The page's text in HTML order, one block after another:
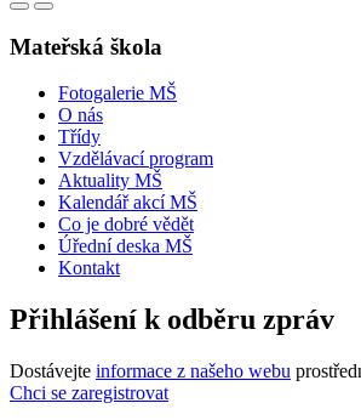
Mateřská škola
Fotogalerie MŠ
O nás
Třídy
Vzdělávací program
Aktuality MŠ
Kalendář akcí MŠ
Co je dobré vědět
Úřední deska MŠ
Kontakt
Přihlášení k odběru zpráv
Dostávejte informace z našeho webu
Chci se zaregistrovat